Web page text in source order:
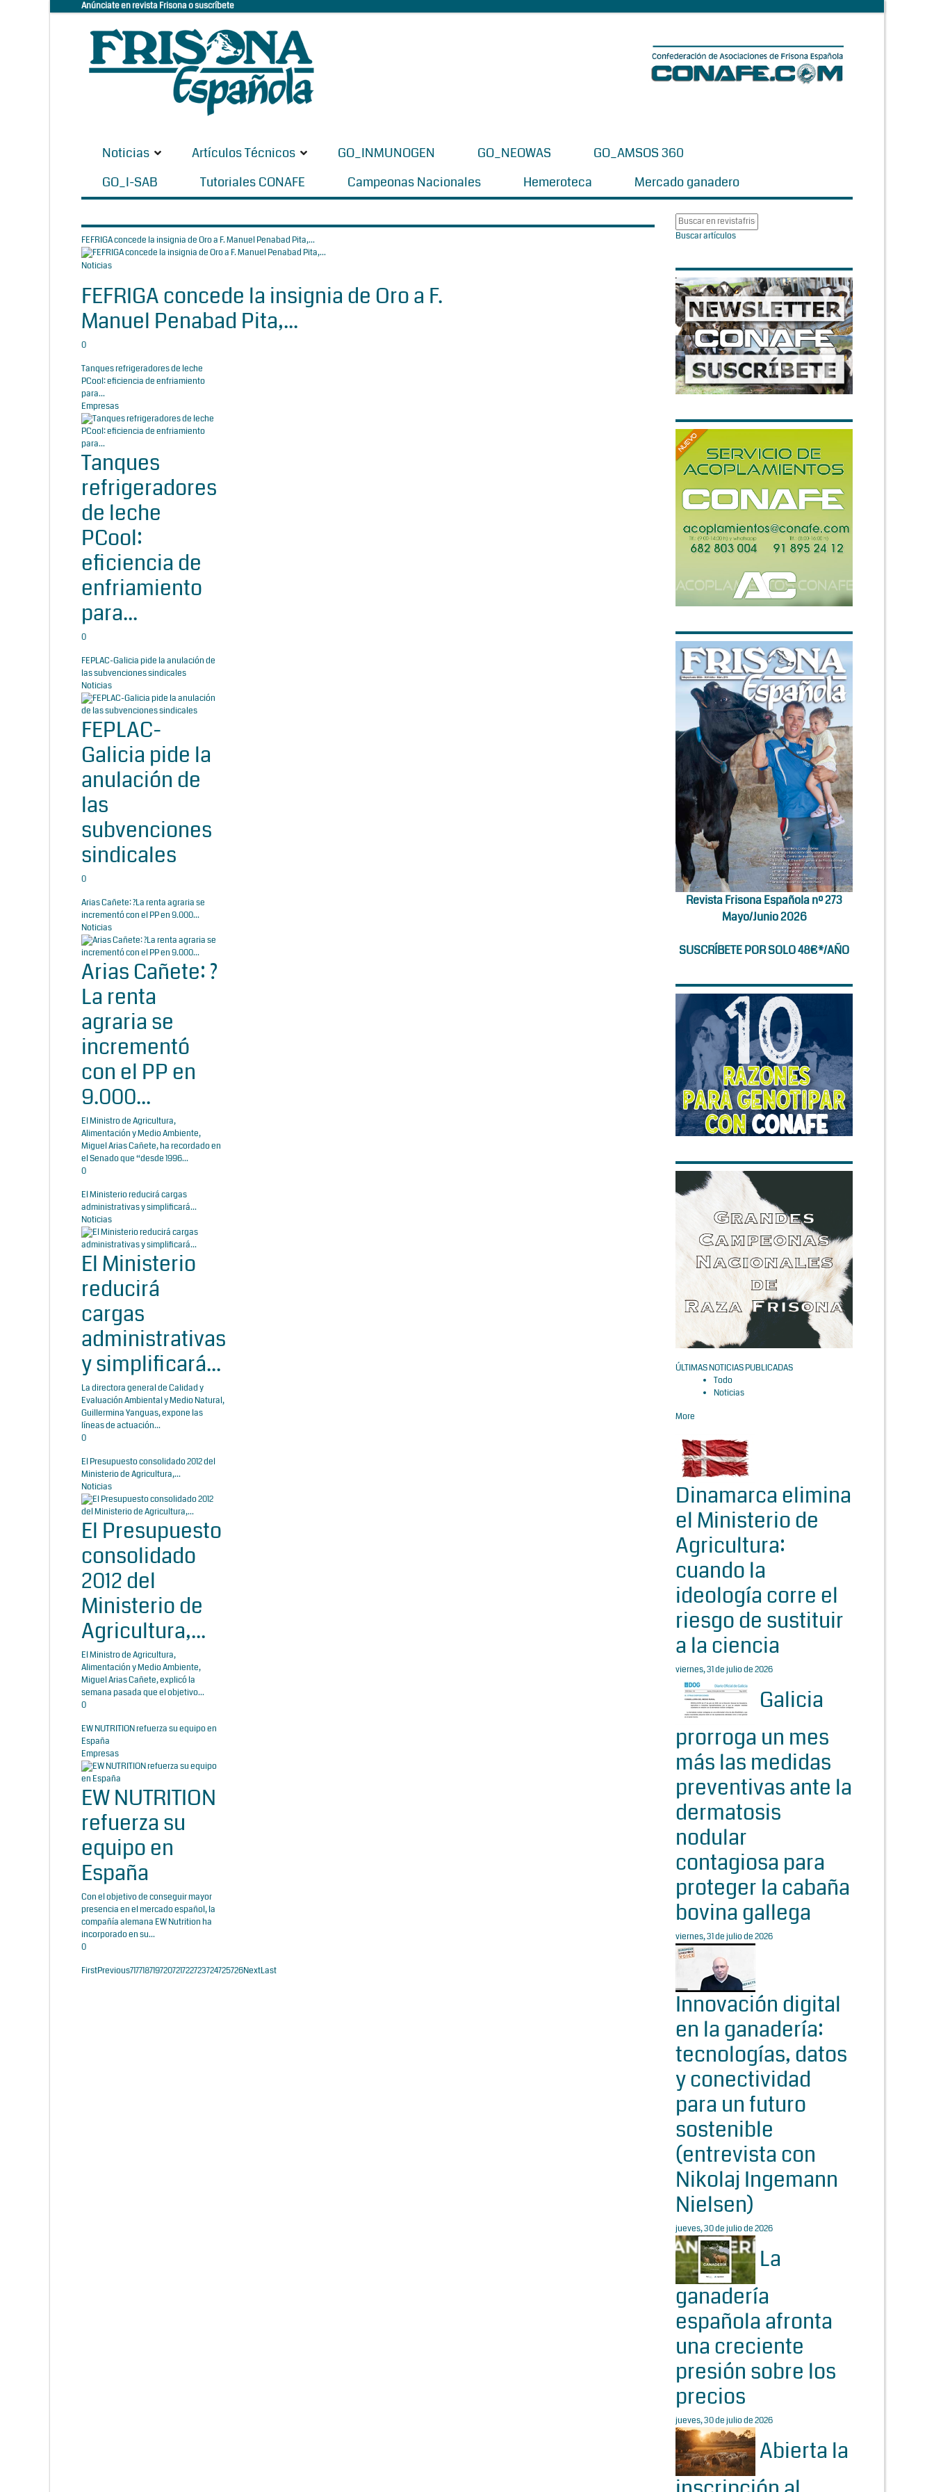
Anúnciate en revista Frisona o suscríbete
Noticias Artículos Técnicos GO_INMUNOGEN GO_NEOWAS
GO_AMSOS 360
GO_I-SAB
Tutoriales CONAFE Campeonas Nacionales Hemeroteca Mercado ganadero
FEFRIGA concede la insignia de Oro a F. Manuel Penabad Pita,...
Noticias
FEFRIGA concede la insignia de Oro a F.
Manuel Penabad Pita,...
0
Tanques refrigeradores de leche
PCool: eficiencia de enfriamiento
para...
Empresas
Tanques
refrigeradores
de leche
PCool:
eficiencia de
enfriamiento
para...
0
FEPLAC-Galicia pide la anulación de
las subvenciones sindicales
Noticias
FEPLAC-
Galicia pide la
anulación de
las
subvenciones
sindicales
0
Arias Cañete: ?La renta agraria se
incrementó con el PP en 9.000...
Noticias
Arias Cañete: ?
La renta
agraria se
incrementó
con el PP en
9.000...
El Ministro de Agricultura,
Alimentación y Medio Ambiente,
Miguel Arias Cañete, ha recordado en
el Senado que “desde 1996...
0
El Ministerio reducirá cargas
administrativas y simplificará...
Noticias
El Ministerio
reducirá
cargas
administrativas
y simplificará...
La directora general de Calidad y
Evaluación Ambiental y Medio Natural,
Guillermina Yanguas, expone las
líneas de actuación...
0
El Presupuesto consolidado 2012 del
Ministerio de Agricultura,...
Noticias
El Presupuesto
consolidado
2012 del
Ministerio de
Agricultura,...
El Ministro de Agricultura,
Alimentación y Medio Ambiente,
Miguel Arias Cañete, explicó la
semana pasada que el objetivo...
0
EW NUTRITION refuerza su equipo en
España
Empresas
EW NUTRITION
refuerza su
equipo en
España
Con el objetivo de conseguir mayor
presencia en el mercado español, la
compañía alemana EW Nutrition ha
incorporado en su...
0
FirstPrevious717718719720721722723724725726NextLast
Buscar artículos
Revista Frisona Española nº 273
Mayo/Junio 2026
SUSCRÍBETE POR SOLO 48€*/AÑO
ÚLTIMAS NOTICIAS PUBLICADAS
Todo
Noticias
More
Dinamarca elimina
el Ministerio de
Agricultura:
cuando la
ideología corre el
riesgo de sustituir
a la ciencia
viernes, 31 de julio de 2026
Galicia
prorroga un mes
más las medidas
preventivas ante la
dermatosis
nodular
contagiosa para
proteger la cabaña
bovina gallega
viernes, 31 de julio de 2026
Innovación digital
en la ganadería:
tecnologías, datos
y conectividad
para un futuro
sostenible
(entrevista con
Nikolaj Ingemann
Nielsen)
jueves, 30 de julio de 2026
La
ganadería
española afronta
una creciente
presión sobre los
precios
jueves, 30 de julio de 2026
Abierta la